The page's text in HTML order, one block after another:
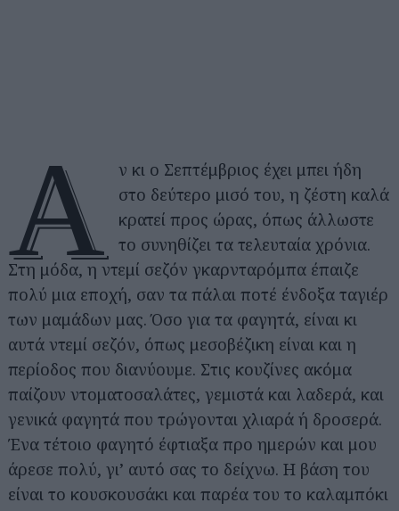
Α
ν κι ο Σεπτέμβριος έχει μπει ήδη
στο δεύτερο μισό του, η ζέστη καλά
κρατεί προς ώρας, όπως άλλωστε
το συνηθίζει τα τελευταία χρόνια.
Στη μόδα, η ντεμί σεζόν γκαρνταρόμπα έπαιζε
πολύ μια εποχή, σαν τα πάλαι ποτέ ένδοξα ταγιέρ
των μαμάδων μας. Όσο για τα φαγητά, είναι κι
αυτά ντεμί σεζόν, όπως μεσοβέζικη είναι και η
περίοδος που διανύουμε. Στις κουζίνες ακόμα
παίζουν ντοματοσαλάτες, γεμιστά και λαδερά, και
γενικά φαγητά που τρώγονται χλιαρά ή δροσερά.
Ένα τέτοιο φαγητό έφτιαξα προ ημερών και μου
άρεσε πολύ, γι’ αυτό σας το δείχνω. Η βάση του
είναι το κουσκουσάκι και παρέα του το καλαμπόκι